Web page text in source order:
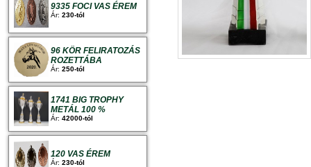
9335 FOCI VAS ÉREM
Ár: 230-tól
96 KÖR FELIRATOZÁS
ROZETTÁBA
Ár: 250-tól
1741 BIG TROPHY
METÁL 100 %
Ár: 42000-tól
120 VAS ÉREM
Ár: 230-tól